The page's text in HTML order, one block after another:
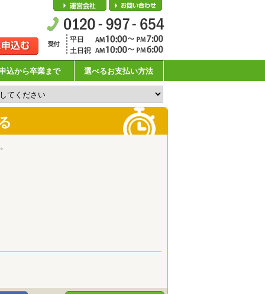
会社概要
込から卒業まで 選べるお支払い方法